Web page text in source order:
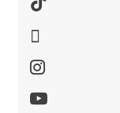
Instagram
Youtube